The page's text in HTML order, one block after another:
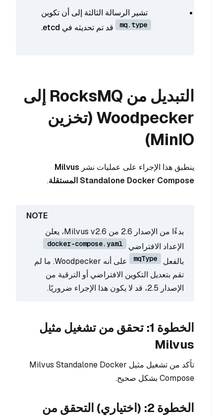
تشير الرسالة الثالثة إلى أن تكوين
mq.type قد تم تحديثه في etcd.
التبديل من RocksMQ إلى
Woodpecker (تخزين
MinIO)
ينطبق هذا الإجراء على عمليات نشر Milvus
Standalone Docker Compose المستقلة
.
بدءًا من الإصدار 2.6 من Milvus v2.6، يعلن
الإعداد الافتراضي
docker-compose.yaml
بالفعل mqType
على أنه Woodpecker. ما لم
تقم بتعديل التكوين الافتراضي أو الترقية من
الإصدار 2.5، قد لا يكون هذا الإجراء ضروريًا.
الخطوة 1: تحقق من تشغيل مثيل
Milvus
تأكد من تشغيل مثيل Milvus Standalone Docker
Compose بشكل صحيح.
الخطوة 2: (اختياري) التحقق من